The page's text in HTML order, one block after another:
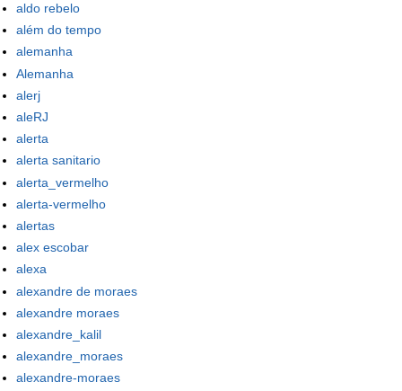
aldo rebelo
além do tempo
alemanha
Alemanha
alerj
aleRJ
alerta
alerta sanitario
alerta_vermelho
alerta-vermelho
alertas
alex escobar
alexa
alexandre de moraes
alexandre moraes
alexandre_kalil
alexandre_moraes
alexandre-moraes